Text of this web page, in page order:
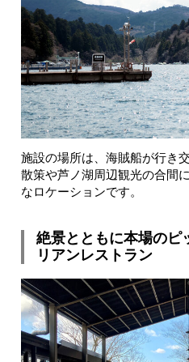
施設の場所は、海賊船が行き
散策や芦ノ湖周辺観光の合間
なロケーションです。
絶景とともに本場のピ
リアンレストラン